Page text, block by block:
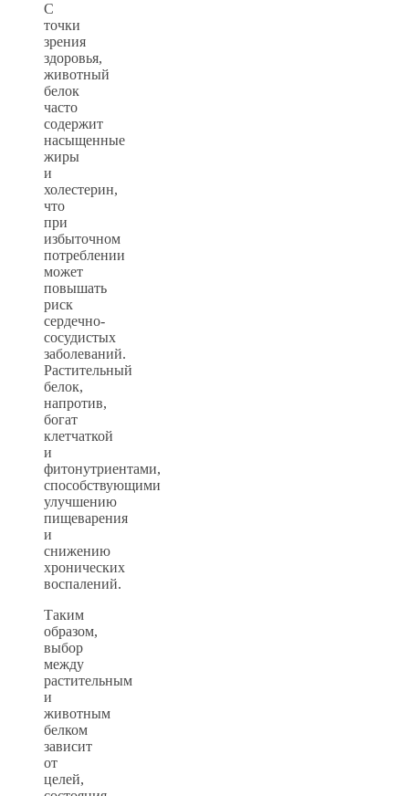
С
точки
зрения
здоровья,
животный
белок
часто
содержит
насыщенные
жиры
и
холестерин,
что
при
избыточном
потреблении
может
повышать
риск
сердечно-
сосудистых
заболеваний.
Растительный
белок,
напротив,
богат
клетчаткой
и
фитонутриентами,
способствующими
улучшению
пищеварения
и
снижению
хронических
воспалений.
Таким
образом,
выбор
между
растительным
и
животным
белком
зависит
от
целей,